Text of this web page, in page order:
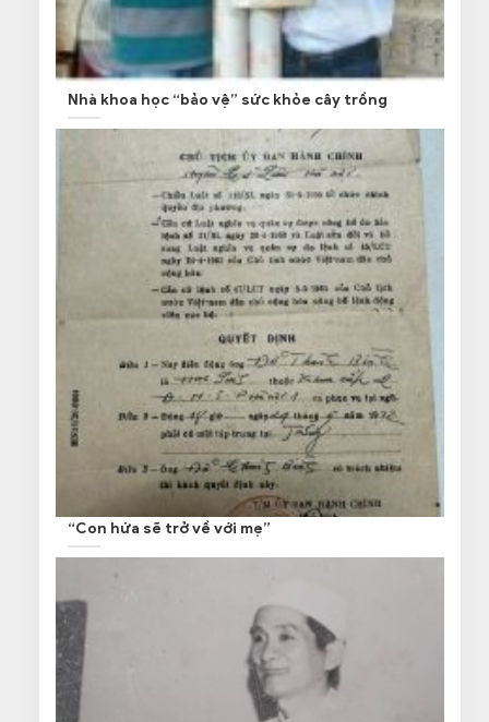
Nhà khoa học “bảo vệ” sức khỏe cây trồng
“Con hứa sẽ trở về với mẹ”